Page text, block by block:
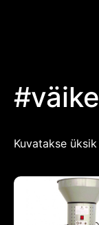
Kuvatakse